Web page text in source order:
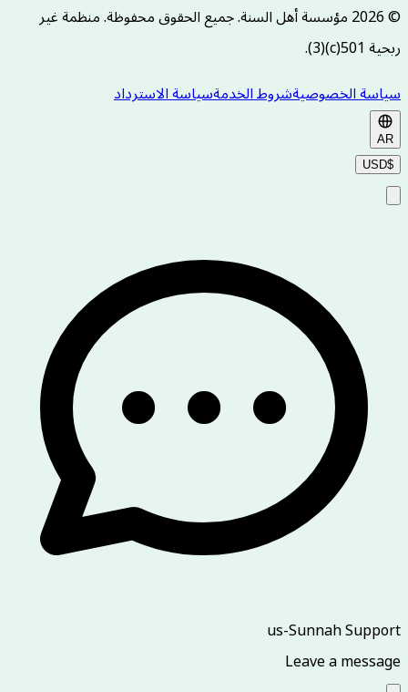
©
2026مؤسسة أهل السنة. جميع الحقوق محفوظة. منظمة غير
ربحية 501(c)(3).
سياسة الخصوصيةشروط الخدمةسياسة الاسترداد
AR
$
USD
us-Sunnah Support
Leave a message